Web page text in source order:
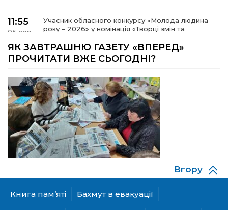
11:55
05 сер
Учасник обласного конкурсу «Молода людина
року – 2026» у номінація «Творці змін та
15:18
Мобільні клініки надали медичну допомогу 4
09:27
03 сер
ВПО можуть не платити за частину
комунальних послуг: про що йдеться
14:12
01 сер
Досі ВПО? Юристка розповіла, коли
переселенці втрачають виплати та статус
внутрішньо переміщеної особи
14:04
Аліна Кулик
ЯК ЗАВТРАШНЮ ГАЗЕТУ «ВПЕРЕД»
ПРОЧИТАТИ ВЖЕ СЬОГОДНІ?
Книга пам’яті Бахмут в евакуації
Вгору